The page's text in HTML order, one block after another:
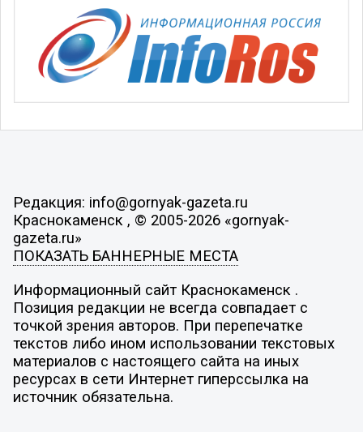
Редакция: info@gornyak-gazeta.ru
Краснокаменск , © 2005-2026 «gornyak-
gazeta.ru»
ПОКАЗАТЬ БАННЕРНЫЕ МЕСТА
Информационный сайт Краснокаменск .
Позиция редакции не всегда совпадает с
точкой зрения авторов. При перепечатке
текстов либо ином использовании текстовых
материалов с настоящего сайта на иных
ресурсах в сети Интернет гиперссылка на
источник обязательна.